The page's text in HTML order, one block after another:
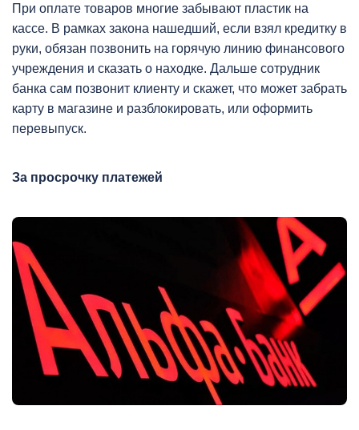
При оплате товаров многие забывают пластик на
кассе. В рамках закона нашедший, если взял кредитку в
руки, обязан позвонить на горячую линию финансового
учреждения и сказать о находке. Дальше сотрудник
банка сам позвонит клиенту и скажет, что может забрать
карту в магазине и разблокировать, или оформить
перевыпуск.
За просрочку платежей